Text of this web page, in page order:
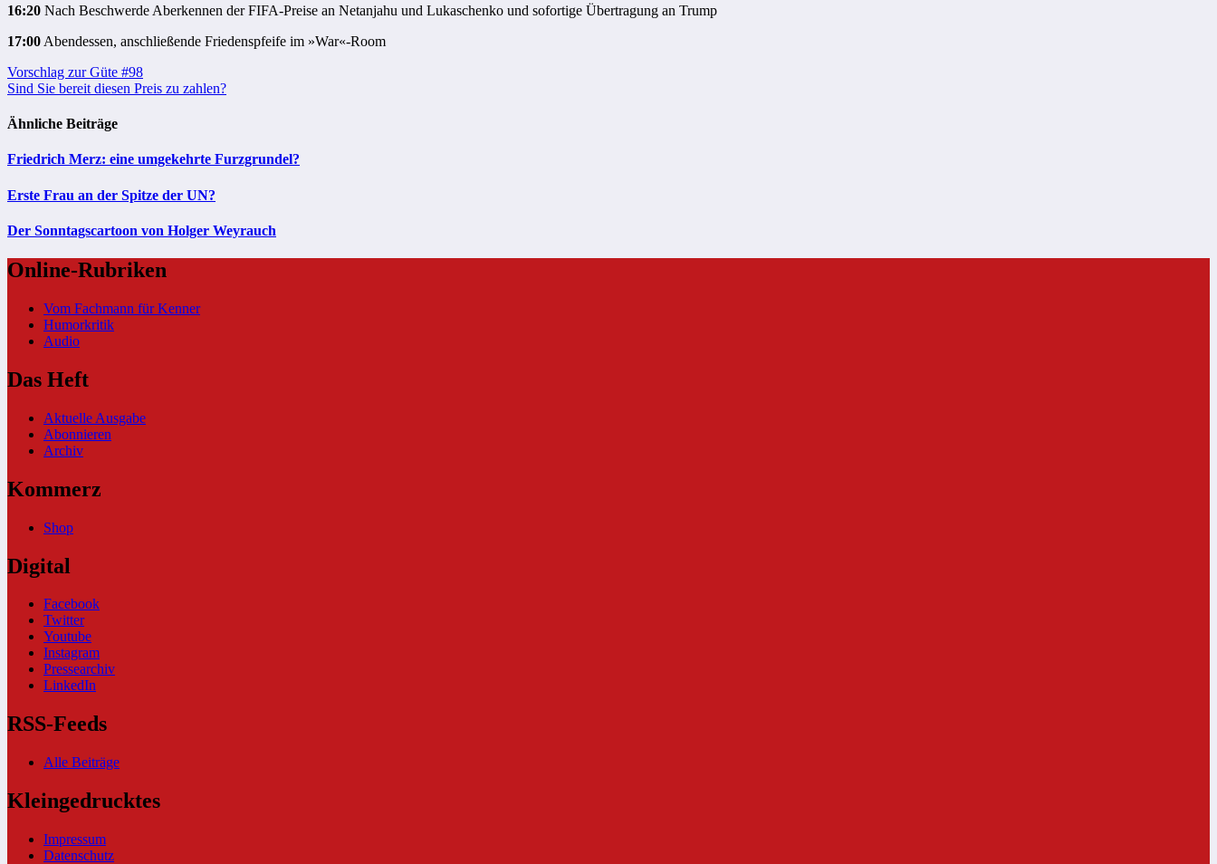
16:20 Nach Beschwerde Aberkennen der FIFA-Preise an Netanjahu und Lukaschenko und sofortige Übertragung an Trump
17:00 Abendessen, anschließende Friedenspfeife im »War«-Room
Beitragsnavigation
Vorschlag zur Güte #98
Sind Sie bereit diesen Preis zu zahlen?
Ähnliche Beiträge
Friedrich Merz: eine umgekehrte Furzgrundel?
Erste Frau an der Spitze der UN?
Der Sonntagscartoon von Holger Weyrauch
Online-Rubriken
Vom Fachmann für Kenner
Humorkritik
Audio
Das Heft
Aktuelle Ausgabe
Abonnieren
Archiv
Kommerz
Shop
Digital
Facebook
Twitter
Youtube
Instagram
Pressearchiv
LinkedIn
RSS-Feeds
Alle Beiträge
Kleingedrucktes
Impressum
Datenschutz